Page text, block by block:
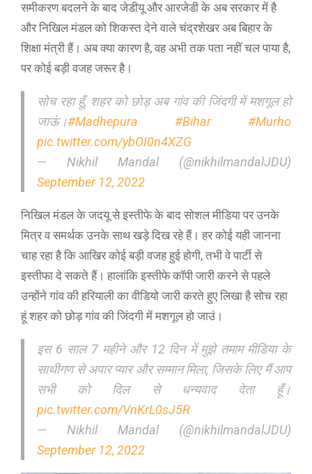
समीकरण बदलने के बाद जेडीयू और आरजेडी के अब सरकार में है
और निखिल मंडल को शिकस्त देने वाले चंद्रशेखर अब बिहार के
शिक्षा मंत्री हैं। अब क्या कारण है, वह अभी तक पता नहीं चल पाया है,
पर कोई बड़ी वजह जरूर है।
सोच रहा हूँ, शहर को छोड़ अब गांव की जिंदगी में मशगूल हो
जाऊं।#Madhepura #Bihar
#Murho
pic.twitter.com/ybOI0n4XZG
— Nikhil Mandal (@nikhilmandalJDU)
September 12, 2022
निखिल मंडल के जदयू से इस्तीफे के बाद सोशल मीडिया पर उनके
मित्र व समर्थक उनके साथ खड़े दिख रहे हैं। हर कोई यही जानना
चाह रहा है कि आखिर कोई बड़ी वजह हुई होगी, तभी वे पार्टी से
इस्तीफा दे सकते हैं। हालांकि इस्तीफे काॅपी जारी करने से पहले
उन्होंने गांव की हरियाली का वीडियो जारी करते हुए लिखा है सोच रहा
हूं शहर को छोड़ गांव की जिंदगी में मशगूल हो जाउं।
इस 6 साल 7 महीने और 12 दिन में मुझे तमाम मीडिया के
साथीगण से अपार प्यार और सम्मान मिला, जिसके लिए मैं आप
सभी को दिल से धन्यवाद देता हूँ।
pic.twitter.com/VnKrL0sJ5R
— Nikhil Mandal (@nikhilmandalJDU)
September 12, 2022